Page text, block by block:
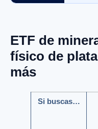
ETF de
físico de
más
Si buscas…